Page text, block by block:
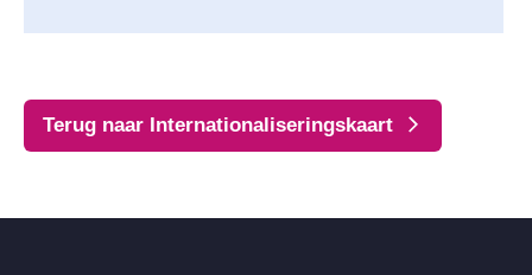
Terug naar Internationaliseringskaart